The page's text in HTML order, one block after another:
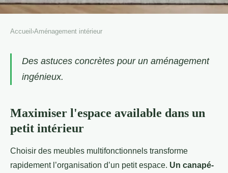
comment optimiser
l'aménagement intérieur pour
8 min de lecture
Accueil ›Aménagement intérieur
Des astuces concrètes pour un aménagement
ingénieux.
Maximiser l'espace available dans un
petit intérieur
Choisir des meubles multifonctionnels transforme
rapidement l’organisation d’un petit espace. Un canapé-